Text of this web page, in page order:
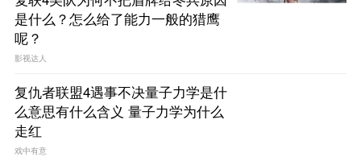
是什么？怎么给了能力一般的猎鹰
呢？
影视达人
复仇者联盟4遇事不决量子力学是什
么意思有什么含义 量子力学为什么
走红
戏中有意